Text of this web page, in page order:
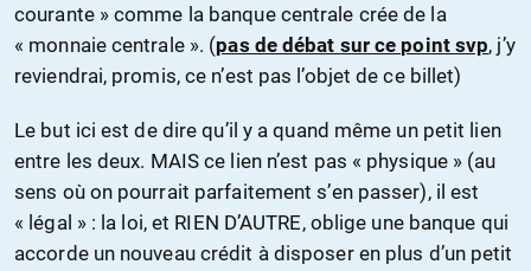
courante » comme la banque centrale crée de la
« monnaie centrale ». (pas de débat sur ce point svp, j’y
reviendrai, promis, ce n’est pas l’objet de ce billet)
Le but ici est de dire qu’il y a quand même un petit lien
entre les deux. MAIS ce lien n’est pas « physique » (au
sens où on pourrait parfaitement s’en passer), il est
« légal » : la loi, et RIEN D’AUTRE, oblige une banque qui
accorde un nouveau crédit à disposer en plus d’un petit